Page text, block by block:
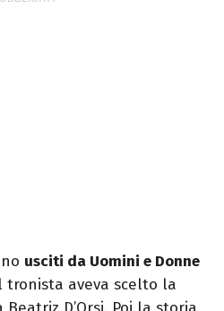
usciti da Uomini e Donne
tronista aveva scelto la